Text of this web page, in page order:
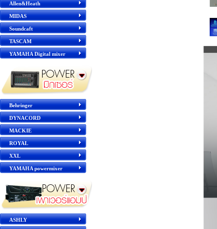
Allen&Heath
MIDAS
Soundcaft
TASCAM
YAMAHA Digital mixer
Behringer
DYNACORD
MACKIE
ROYAL
XXL
YAMAHA powermixer
ASHLY